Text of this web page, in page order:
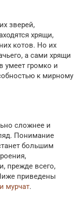
зверей,
хрящи,
котов. Но их
а сами хрящи
умеет громко и
к мирному
сложнее и
Понимание
большим
прежде всего,
приведены
мурчат.